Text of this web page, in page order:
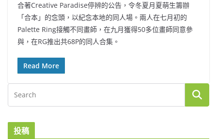
合著Creative Paradise停辨的公告，令冬夏月夏萌生籌辦
「合本」的念頭，以紀念本地的同人場。兩人在七月初的
Palette Ring接觸不同畫師，在九月獲得50多位畫師同意參
與，在RG推出共68P的同人合集。
Read More
投稿